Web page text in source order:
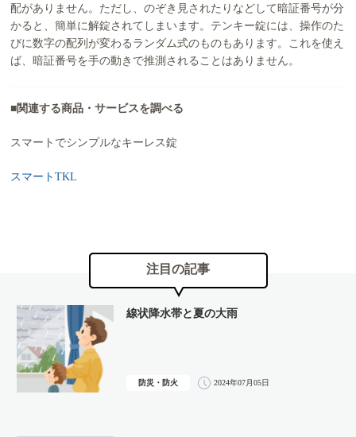
配がありません。ただし、のぞき見されたりなどして暗証番号が分
かると、簡単に解錠されてしまいます。テンキー錠には、操作のた
びに数字の配列が変わるランダム式のものもあります。これを使え
ば、暗証番号を手の動きで推測されることはありません。
■関連する商品・サービスを調べる
スマートでシンプルなキーレス錠
スマートTKL
注目の記事
防災・防火 2024年07月05日
線状降水帯と夏の大雨